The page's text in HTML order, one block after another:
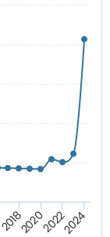
2018202020222024